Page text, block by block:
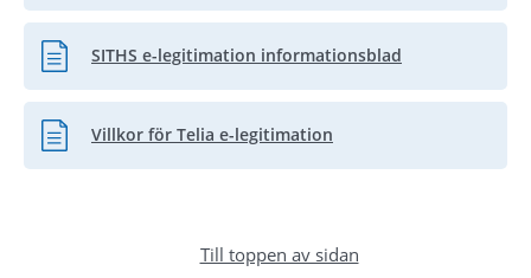
SITHS e-legitimation informationsblad
Pdf, 376.4 kB.
Villkor för Telia e-legitimation
Pdf, 27.7 kB.
Till toppen av sidan